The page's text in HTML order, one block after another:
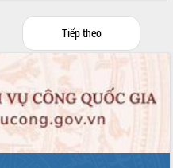
Tiếp theo